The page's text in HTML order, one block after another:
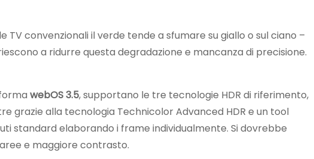
TV convenzionali il verde tende a sfumare su giallo o sul ciano –
a ridurre questa degradazione e mancanza di precisione.
webOS 3.5, supportano le tre tecnologie HDR di riferimento,
grazie alla tecnologia Technicolor Advanced HDR e un tool
standard elaborando i frame individualmente. Si dovrebbe
e maggiore contrasto.